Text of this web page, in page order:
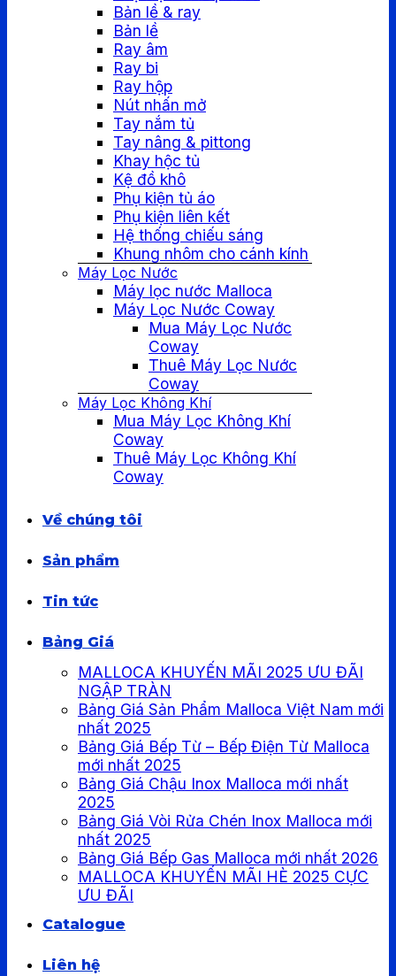
Bản lề & ray
Bản lề
Ray âm
Ray bi
Ray hộp
Nút nhấn mở
Tay nắm tủ
Tay nâng & pittong
Khay hộc tủ
Kệ đồ khô
Phụ kiện tủ áo
Phụ kiện liên kết
Hệ thống chiếu sáng
Khung nhôm cho cánh kính
Máy Lọc Nước
Máy lọc nước Malloca
Máy Lọc Nước Coway
Mua Máy Lọc Nước
Coway
Thuê Máy Lọc Nước
Coway
Máy Lọc Không Khí
Mua Máy Lọc Không Khí
Coway
Thuê Máy Lọc Không Khí
Coway
Về chúng tôi
Sản phẩm
Tin tức
Bảng Giá
MALLOCA KHUYẾN MÃI 2025 ƯU ĐÃI
NGẬP TRÀN
Bảng Giá Sản Phẩm Malloca Việt Nam mới
nhất 2025
Bảng Giá Bếp Từ – Bếp Điện Từ Malloca
mới nhất 2025
Bảng Giá Chậu Inox Malloca mới nhất
2025
Bảng Giá Vòi Rửa Chén Inox Malloca mới
nhất 2025
Bảng Giá Bếp Gas Malloca mới nhất 2026
MALLOCA KHUYẾN MÃI HÈ 2025 CỰC
ƯU ĐÃI
Catalogue
Liên hệ